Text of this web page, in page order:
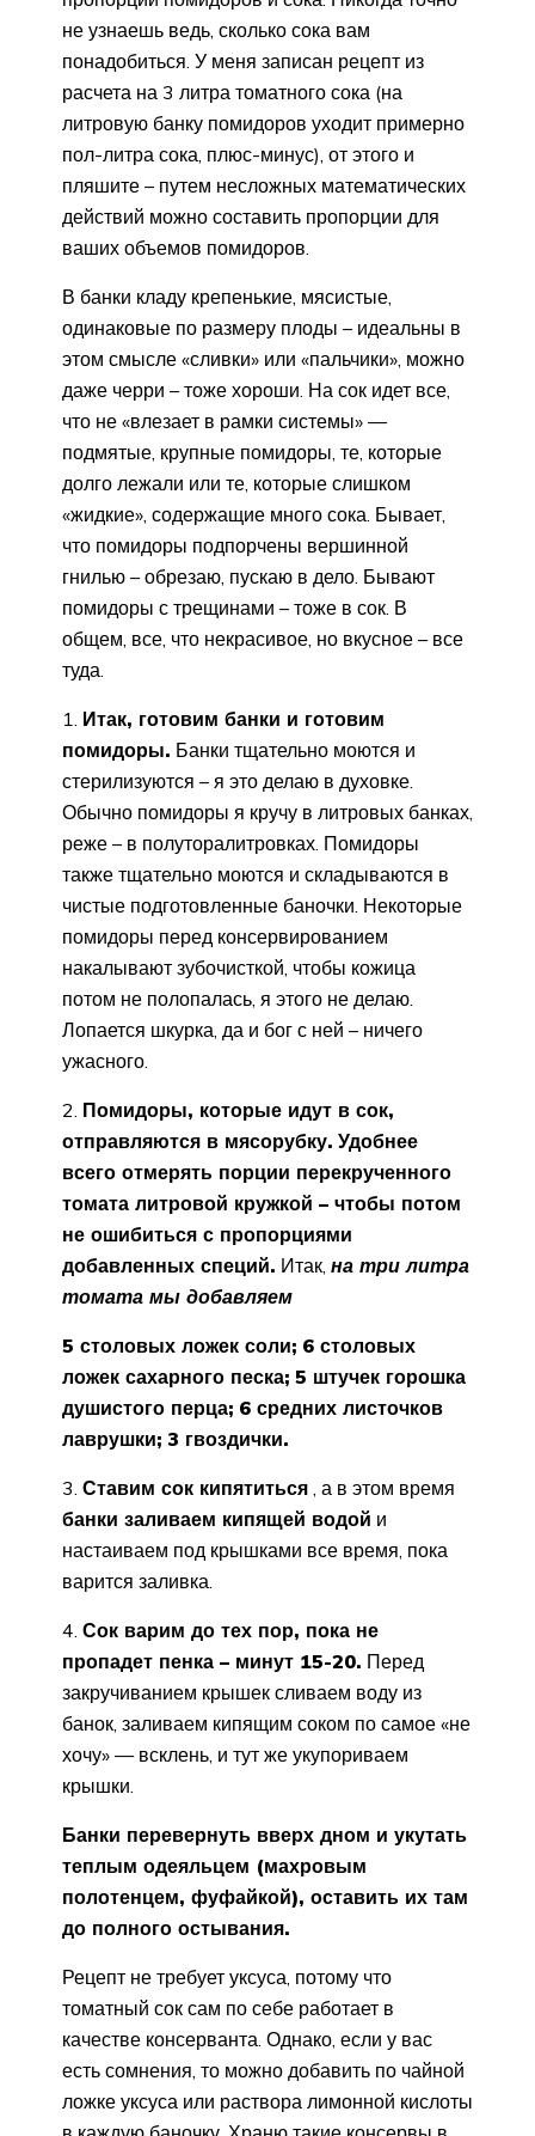
не узнаешь ведь, сколько сока вам
понадобиться. У меня записан рецепт из
расчета на 3 литра томатного сока (на
литровую банку помидоров уходит примерно
пол-литра сока, плюс-минус), от этого и
пляшите – путем несложных математических
действий можно составить пропорции для
ваших объемов помидоров.
В банки кладу крепенькие, мясистые,
одинаковые по размеру плоды – идеальны в
этом смысле «сливки» или «пальчики», можно
даже черри – тоже хороши. На сок идет все,
что не «влезает в рамки системы» —
подмятые, крупные помидоры, те, которые
долго лежали или те, которые слишком
«жидкие», содержащие много сока. Бывает,
что помидоры подпорчены вершинной
гнилью – обрезаю, пускаю в дело. Бывают
помидоры с трещинами – тоже в сок. В
общем, все, что некрасивое, но вкусное – все
туда.
1. Итак, готовим банки и готовим
помидоры. Банки тщательно моются и
стерилизуются – я это делаю в духовке.
Обычно помидоры я кручу в литровых банках,
реже – в полуторалитровках. Помидоры
также тщательно моются и складываются в
чистые подготовленные баночки. Некоторые
помидоры перед консервированием
накалывают зубочисткой, чтобы кожица
потом не полопалась, я этого не делаю.
Лопается шкурка, да и бог с ней – ничего
ужасного.
2. Помидоры, которые идут в сок,
отправляются в мясорубку. Удобнее
всего отмерять порции перекрученного
томата литровой кружкой – чтобы потом
не ошибиться с пропорциями
добавленных специй. Итак, на три литра
томата мы добавляем
5 столовых ложек соли; 6 столовых
ложек сахарного песка; 5 штучек горошка
душистого перца; 6 средних листочков
лаврушки; 3 гвоздички.
3. Ставим сок кипятиться , а в этом время
банки заливаем кипящей водой и
настаиваем под крышками все время, пока
варится заливка.
4. Сок варим до тех пор, пока не
пропадет пенка – минут 15-20. Перед
закручиванием крышек сливаем воду из
банок, заливаем кипящим соком по самое «не
хочу» — всклень, и тут же укупориваем
крышки.
Банки перевернуть вверх дном и укутать
теплым одеяльцем (махровым
полотенцем, фуфайкой), оставить их там
до полного остывания.
Рецепт не требует уксуса, потому что
томатный сок сам по себе работает в
качестве консерванта. Однако, если у вас
есть сомнения, то можно добавить по чайной
ложке уксуса или раствора лимонной кислоты